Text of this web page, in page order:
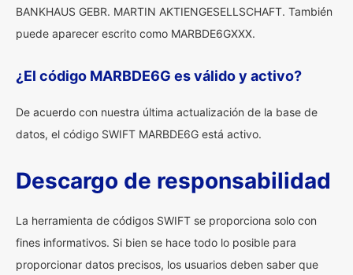
BANKHAUS GEBR. MARTIN AKTIENGESELLSCHAFT. También
puede aparecer escrito como MARBDE6GXXX.
¿El código MARBDE6G es válido y activo?
De acuerdo con nuestra última actualización de la base de
datos, el código SWIFT MARBDE6G está activo.
Descargo de responsabilidad
La herramienta de códigos SWIFT se proporciona solo con
fines informativos. Si bien se hace todo lo posible para
proporcionar datos precisos, los usuarios deben saber que